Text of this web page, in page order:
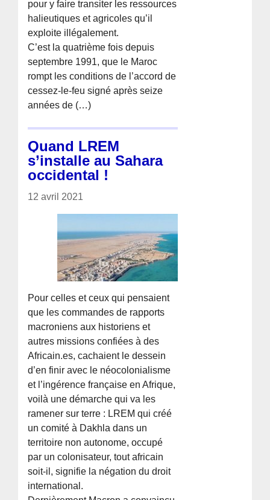
pour y faire transiter les ressources
halieutiques et agricoles qu’il
exploite illégalement.
C’est la quatrième fois depuis
septembre 1991, que le Maroc
rompt les conditions de l’accord de
cessez-le-feu signé après seize
années de (…)
Quand LREM
s’installe au Sahara
occidental !
12 avril 2021
Pour celles et ceux qui pensaient
que les commandes de rapports
macroniens aux historiens et
autres missions confiées à des
Africain.es, cachaient le dessein
d’en finir avec le néocolonialisme
et l’ingérence française en Afrique,
voilà une démarche qui va les
ramener sur terre : LREM qui créé
un comité à Dakhla dans un
territoire non autonome, occupé
par un colonisateur, tout africain
soit-il, signifie la négation du droit
international.